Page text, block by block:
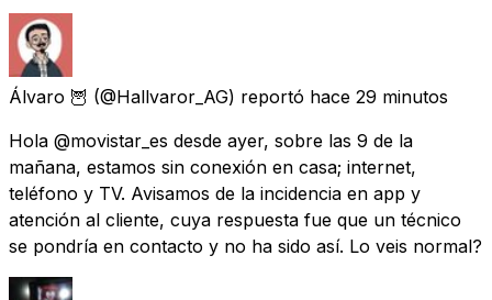
Álvaro 🦉 (@Hallvaror_AG) reportó hace 29 minutos
Hola @movistar_es desde ayer, sobre las 9 de la
mañana, estamos sin conexión en casa; internet,
teléfono y TV. Avisamos de la incidencia en app y
atención al cliente, cuya respuesta fue que un técnico
se pondría en contacto y no ha sido así. Lo veis normal?